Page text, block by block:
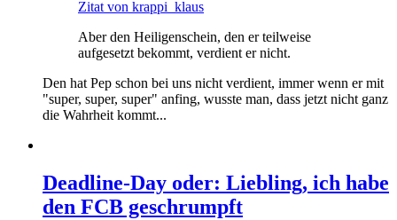
Zitat von krappi_klaus
Aber den Heiligenschein, den er teilweise
aufgesetzt bekommt, verdient er nicht.
Den hat Pep schon bei uns nicht verdient, immer wenn er mit
"super, super, super" anfing, wusste man, dass jetzt nicht ganz
die Wahrheit kommt...
Deadline-Day oder: Liebling, ich habe
den FCB geschrumpft